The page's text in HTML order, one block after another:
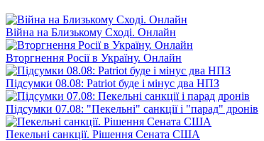
Війна на Близькому Сході. Онлайн
Вторгнення Росії в Україну. Онлайн
Підсумки 08.08: Patriot буде і мінус два НПЗ
Підсумки 07.08: "Пекельні" санкції і "парад" дронів
Пекельні санкції. Рішення Сената США